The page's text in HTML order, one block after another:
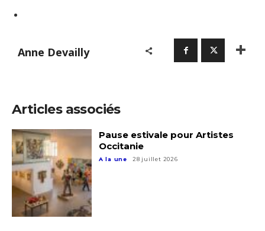
Adresse email*
Anne Devailly
Articles associés
Pause estivale pour Artistes
Occitanie
A la une 28 juillet 2026